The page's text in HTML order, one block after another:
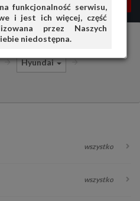
funkcjonalność serwisu,
i jest ich więcej, część
przez Naszych
niedostępna.
MOJA AG
DLA FIRM
Hyundai
wszystko
wszystko